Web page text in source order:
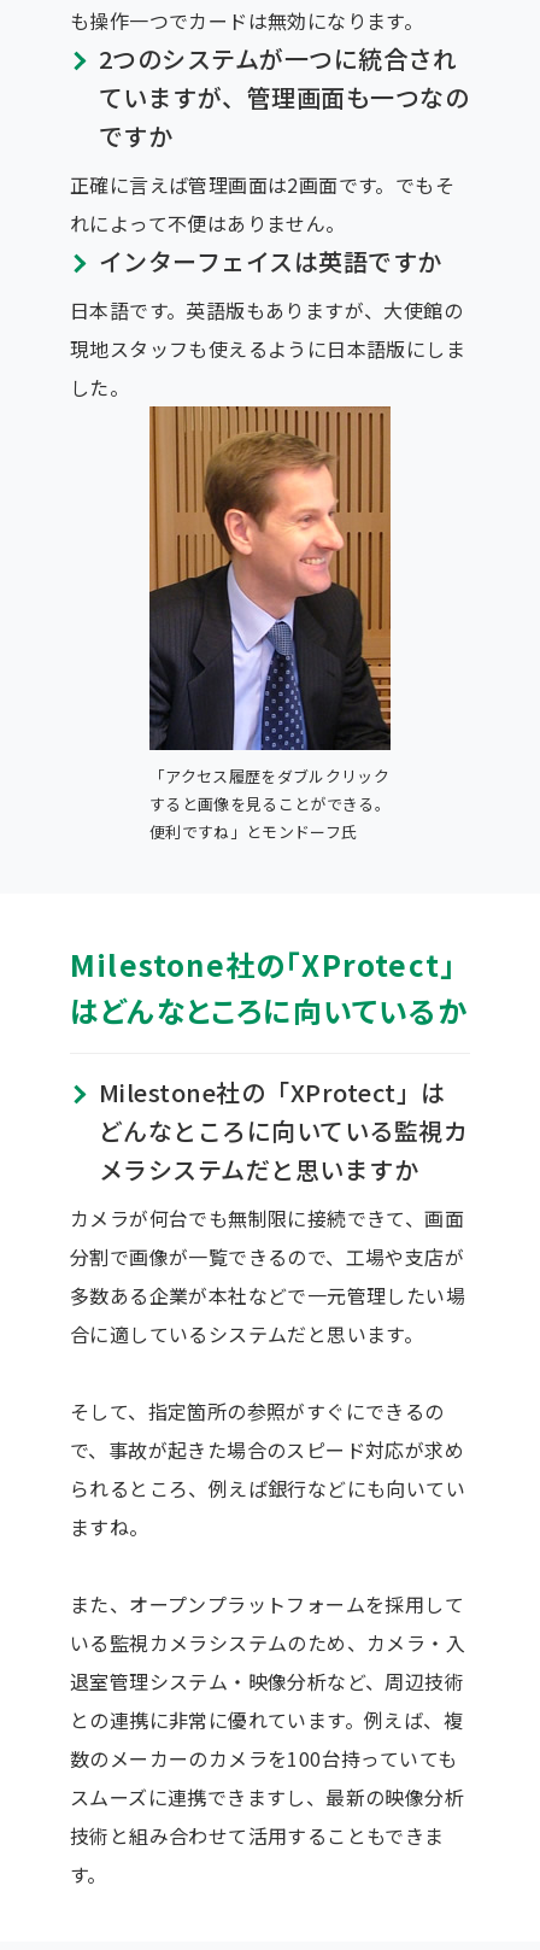
も操作一つでカードは無効になります。
2つのシステムが一つに統合され
ていますが、管理画面も一つなの
ですか
正確に言えば管理画面は2画面です。でもそ
れによって不便はありません。
インターフェイスは英語ですか
日本語です。英語版もありますが、大使館の
現地スタッフも使えるように日本語版にしま
した。
「アクセス履歴をダブルクリック
すると画像を見ることができる。
便利ですね」とモンドーフ氏
Milestone社の「XProtect」
はどんなところに向いているか
Milestone社の「XProtect」は
どんなところに向いている監視カ
メラシステムだと思いますか
カメラが何台でも無制限に接続できて、画面
分割で画像が一覧できるので、工場や支店が
多数ある企業が本社などで一元管理したい場
合に適しているシステムだと思います。
そして、指定箇所の参照がすぐにできるの
で、事故が起きた場合のスピード対応が求め
られるところ、例えば銀行などにも向いてい
ますね。
また、オープンプラットフォームを採用して
いる監視カメラシステムのため、カメラ・入
退室管理システム・映像分析など、周辺技術
との連携に非常に優れています。例えば、複
数のメーカーのカメラを100台持っていても
スムーズに連携できますし、最新の映像分析
技術と組み合わせて活用することもできま
す。